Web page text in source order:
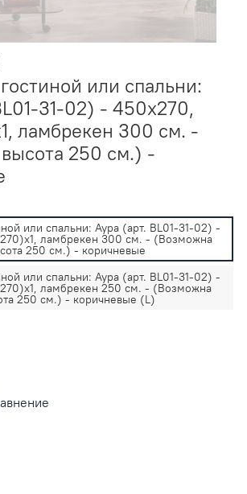
или спальни:
31-02) - 450х270,
ламбрекен 300 см. -
250 см.) -
или спальни: Аура (арт. BL01-31-02) -
ламбрекен 300 см. - (Возможна
250 см.) - коричневые
или спальни: Аура (арт. BL01-31-02) -
ламбрекен 250 см. - (Возможна
250 см.) - коричневые (L)